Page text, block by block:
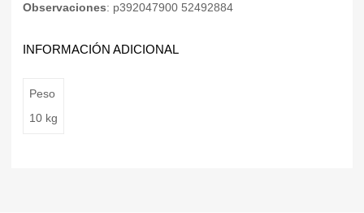
Observaciones: p392047900 52492884
INFORMACIÓN ADICIONAL
Peso
10 kg